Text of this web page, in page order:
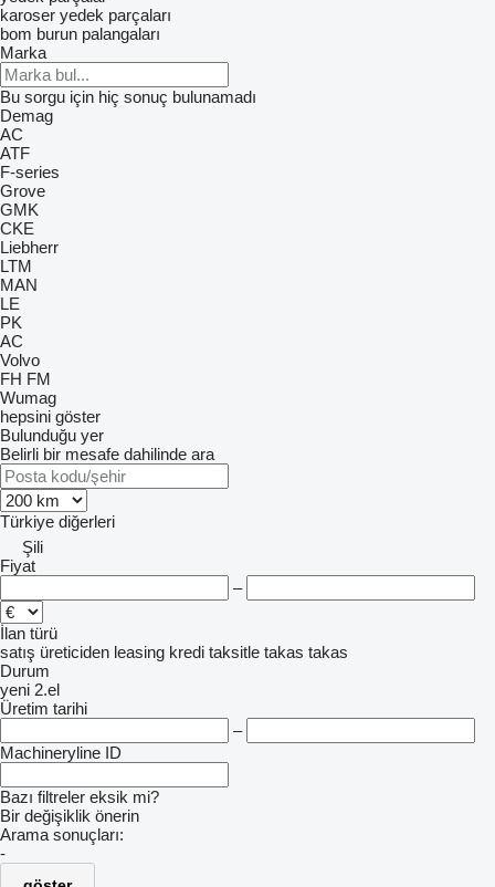
karoser yedek parçaları
bom burun palangaları
Marka
Bu sorgu için hiç sonuç bulunamadı
Demag
AC
ATF
F-series
Grove
GMK
CKE
Liebherr
LTM
MAN
LE
PK
AC
Volvo
FH FM
Wumag
hepsini göster
Bulunduğu yer
Belirli bir mesafe dahilinde ara
Türkiye diğerleri
Şili
Fiyat
–
İlan türü
satış üreticiden leasing kredi taksitle takas takas
Durum
yeni 2.el
Üretim tarihi
–
Machineryline ID
Bazı filtreler eksik mi?
Bir değişiklik önerin
Arama sonuçları:
-